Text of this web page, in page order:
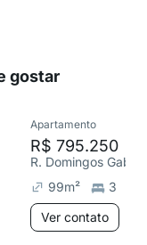
gostar
Apartamento
R$ 795.250
R. Domingos
99m² 3
Ver contato